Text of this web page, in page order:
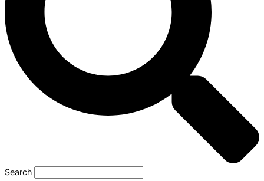
Search